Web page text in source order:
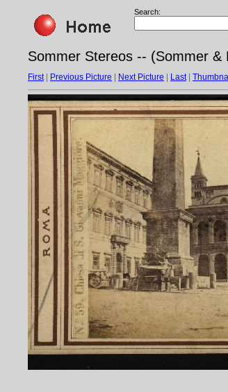
Search:
Sommer Stereos -- (Sommer &
First| Previous Picture Next Picture Last|